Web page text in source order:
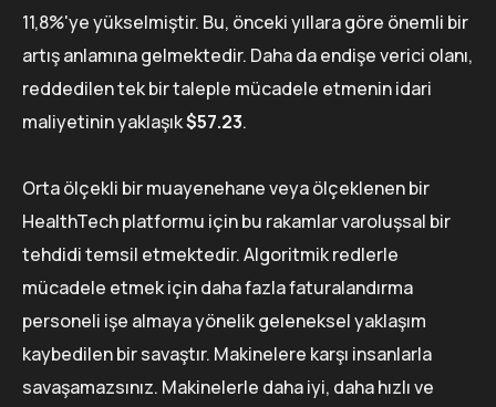
11,8%'ye yükselmiştir. Bu, önceki yıllara göre önemli bir
artış anlamına gelmektedir. Daha da endişe verici olanı,
reddedilen tek bir taleple mücadele etmenin idari
maliyetinin yaklaşık$57.23.
Orta ölçekli bir muayenehane veya ölçeklenen bir
HealthTech platformu için bu rakamlar varoluşsal bir
tehdidi temsil etmektedir. Algoritmik redlerle
mücadele etmek için daha fazla faturalandırma
personeli işe almaya yönelik geleneksel yaklaşım
kaybedilen bir savaştır. Makinelere karşı insanlarla
savaşamazsınız. Makinelerle daha iyi, daha hızlı ve